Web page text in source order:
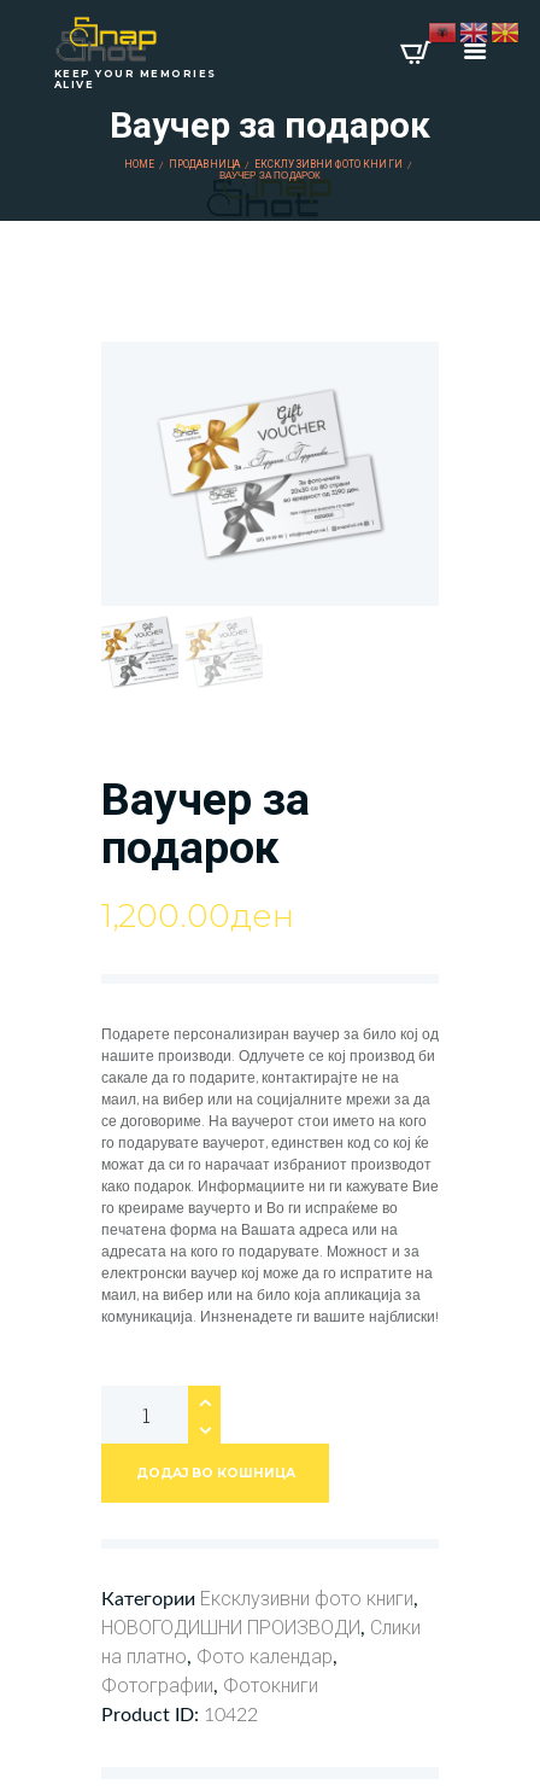
KEEP YOUR MEMORIES
ALIVE
Ваучер за подарок
HOME ПРОДАВНИЦА
ЕКСКЛУЗИВНИ ФОТО КНИГИ
ВАУЧЕР ЗА ПОДАРОК
Ваучер за
подарок
1,200.00ден
Подарете персонализиран ваучер за било кој од
нашите производи. Одлучете се кој производ би
сакале да го подарите, контактирајте не на
маил, на вибер или на социјалните мрежи за да
се договориме. На ваучерот стои името на кого
го подарувате ваучерот, единствен код со кој ќе
можат да си го нарачаат избраниот производот
како подарок. Информациите ни ги кажувате Вие
го креираме ваучерто и Во ги испраќеме во
печатена форма на Вашата адреса или на
адресата на кого го подарувате. Можност и за
електронски ваучер кој може да го испратите на
маил, на вибер или на било која апликација за
комуникација. Инзненадете ги вашите најблиски!
ДОДАЈ ВО КОШНИЦА
Категории Ексклузивни фото книги,
НОВОГОДИШНИ ПРОИЗВОДИ, Слики
на платно, Фото календар,
Фотографии, Фотокниги
Product ID: 10422